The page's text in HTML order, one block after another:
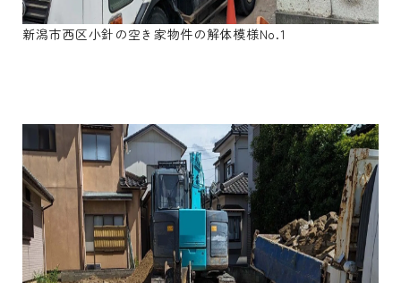
新潟市西区小針の空き家物件の解体模様No.1